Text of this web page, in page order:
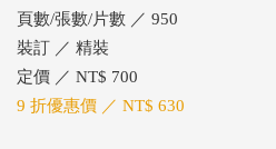
頁數/張數/片數 ／ 950
裝訂 ／ 精裝
定價 ／ NT$ 700
9 折優惠價 ／ NT$ 630